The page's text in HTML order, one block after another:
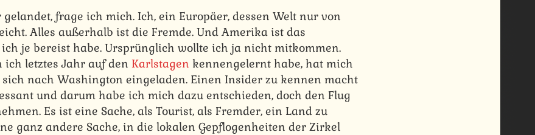
frage ich mich. Ich, ein Europäer, dessen Welt nur von
Alles außerhalb ist die Fremde. Und Amerika ist das
ich je bereist habe. Ursprünglich wollte ich ja nicht mitkommen.
letztes Jahr auf den Karlstagen kennengelernt habe, hat mich
nach Washington eingeladen. Einen Insider zu kennen macht
und darum habe ich mich dazu entschieden, doch den Flug
Es ist eine Sache, als Tourist, als Fremder, ein Land zu
ganz andere Sache, in die lokalen Gepflogenheiten der Zirkel